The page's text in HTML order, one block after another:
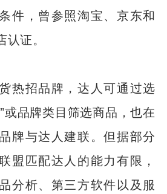
件，曾参照淘宝、京东和
证。
热招品牌，达人可通过选
或品牌类目筛选商品，也在
牌与达人建联。但据部分
盟匹配达人的能力有限，
分析、第三方软件以及服